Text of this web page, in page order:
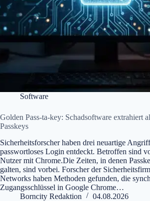
Software
Golden Pass-ta-key: Schadsoftware extrahiert
Passkeys
Sicherheitsforscher haben drei neuartige
passwortloses Login entdeckt. Betroffen sind
Nutzer mit Chrome.Die Zeiten, in denen
galten, sind vorbei. Forscher der
Networks haben Methoden gefunden, die
Zugangsschlüssel in Google Chrome…
Borncity Redaktion
04.08.2026